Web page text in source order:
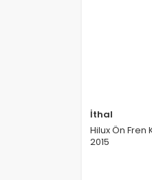
İthal
Hilux Ön
2015